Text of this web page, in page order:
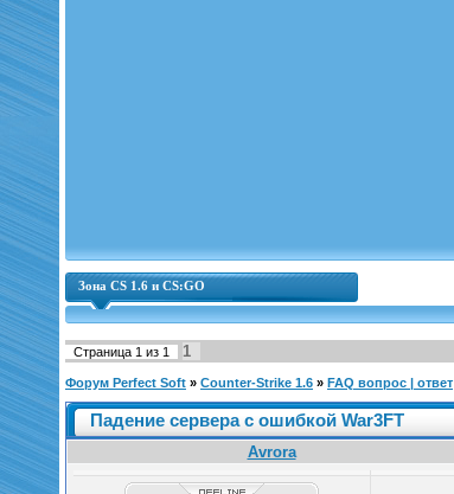
Зона CS 1.6 и CS:GO
Страница 1 из 1 1
Форум Perfect Soft » Counter-Strike 1.6 » FAQ вопрос | ответ
Падение сервера с ошибкой War3FT
Avrora